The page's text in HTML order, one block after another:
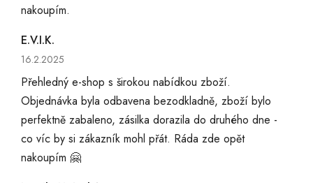
nakoupím.
E.V.I.K.
Hodnocení obchodu je 5 z 5 hvězdiček.
16.2.2025
Přehledný e-shop s širokou nabídkou zboží.
Objednávka byla odbavena bezodkladně, zboží bylo
perfektně zabaleno, zásilka dorazila do druhého dne -
co víc by si zákazník mohl přát. Ráda zde opět
nakoupím 🤗